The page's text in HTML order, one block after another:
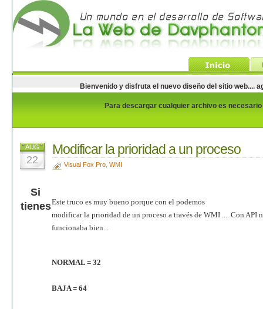
Bienvenido y disfruta el nuevo diseño del sitio web....
Para descargar cualquier archivo es
AUG
22
Modificar la prioridad a un proceso
Visual Fox Pro, WMI
Este truco es muy bueno porque con el podemos
modificar la prioridad de un proceso a través de WMI .... Con API
funcionaba bien...
NORMAL = 32
BAJA = 64
Si
tienes